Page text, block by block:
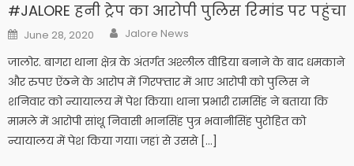
#JALORE हनी ट्रेप का आरोपी पुलिस रिमांड पर पहुंचा
Posted
on
June 28, 2020 Author
Jalore News
जालोर. बागरा थाना क्षेत्र के अंतर्गत अश्लील वीडिया बनाने के बाद धमकाने
और रुपए ऐंठने के आरोप में गिरफ्तार में आए आरोपी को पुलिस ने
शनिवार को न्यायालय में पेश किया। थाना प्रभारी रामसिंह ने बताया कि
मामले में आरोपी सांथू निवासी भानसिंह पुत्र भवानीसिंह पुरोहित को
न्यायालय में पेश किया गया। जहां से उससे […]